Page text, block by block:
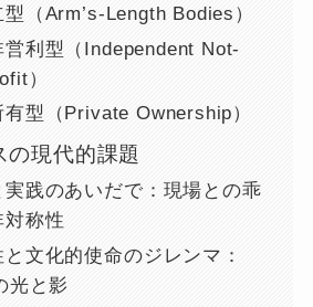
（Arm’s-Length Bodies）
営利型（Independent Not-
）
有型（Private Ownership）
の現代的課題
実践のあいだで：現場との乖
対称性
文化的使命のジレンマ：
光と影